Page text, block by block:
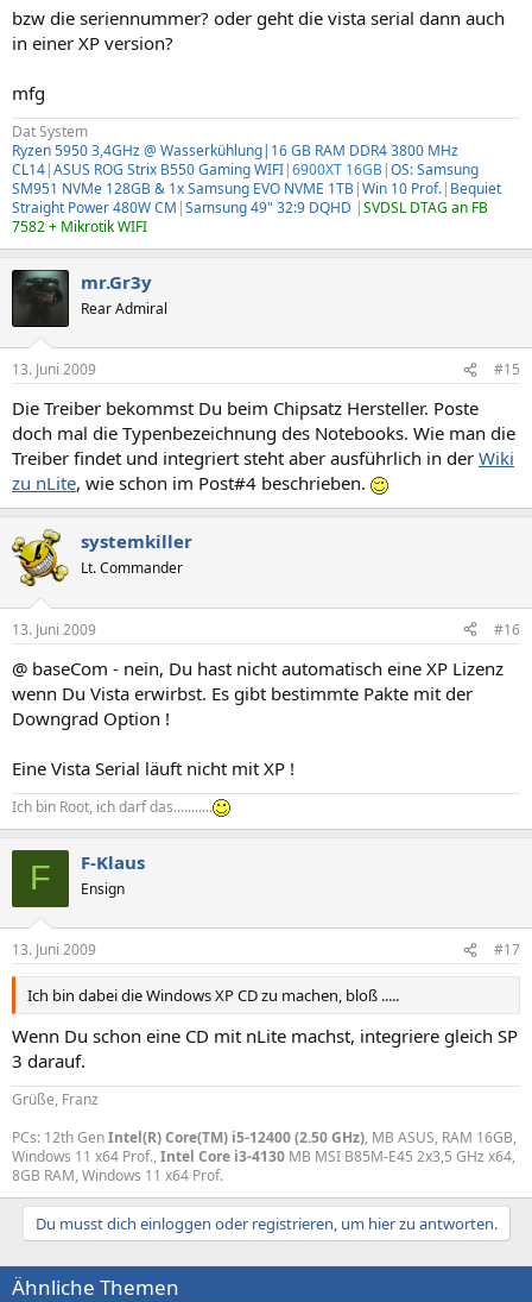
bzw die seriennummer? oder geht die vista serial dann auch
in einer XP version?
mfg
Dat System
Ryzen 5950 3,4GHz @ Wasserkühlung|16 GB RAM DDR4 3800 MHz
CL14|ASUS ROG Strix B550 Gaming WIFI|6900XT 16GB|OS: Samsung
SM951 NVMe 128GB & 1x Samsung EVO NVME 1TB|Win 10 Prof.| Bequiet
Straight Power 480W CM |Samsung 49" 32:9 DQHD |SVDSL DTAG an FB
7582 + Mikrotik WIFI
mr.Gr3y
Rear Admiral
13. Juni 2009 #15
Die Treiber bekommst Du beim Chipsatz Hersteller. Poste
doch mal die Typenbezeichnung des Notebooks. Wie man die
Treiber findet und integriert steht aber ausführlich in der Wiki
zu nLite, wie schon im Post#4 beschrieben.
systemkiller
Lt. Commander
13. Juni 2009 #16
@ baseCom - nein, Du hast nicht automatisch eine XP Lizenz
wenn Du Vista erwirbst. Es gibt bestimmte Pakte mit der
Downgrad Option !
Eine Vista Serial läuft nicht mit XP !
Ich bin Root, ich darf das...........
F F-Klaus
Ensign
13. Juni 2009 #17
Ich bin dabei die Windows XP CD zu machen, bloß .....
Wenn Du schon eine CD mit nLite machst, integriere gleich SP
3 darauf.
Grüße, Franz
PCs: 12th GenIntel(R) Core(TM) i5-12400 (2.50 GHz), MB ASUS, RAM 16GB,
Windows 11 x64 Prof., Intel Core i3-4130 MB MSI B85M-E45 2x3,5 GHz x64,
8GB RAM, Windows 11 x64 Prof.
Du musst dich einloggen oder registrieren, um hier zu antworten.
Ähnliche Themen